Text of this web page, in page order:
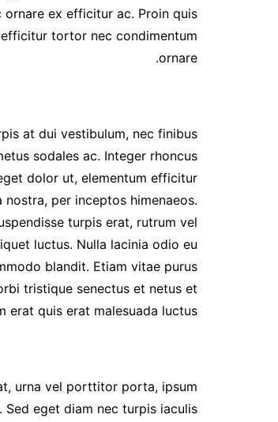
ornare ex efficitur ac. Proin quis
tortor nec condimentum
ornare.
at dui vestibulum, nec finibus
sodales ac. Integer rhoncus
dolor ut, elementum efficitur
per inceptos himenaeos.
turpis erat, rutrum vel
luctus. Nulla lacinia odio eu
blandit. Etiam vitae purus
tristique senectus et netus et
erat quis erat malesuada luctus.
urna vel porttitor porta, ipsum
eget diam nec turpis iaculis